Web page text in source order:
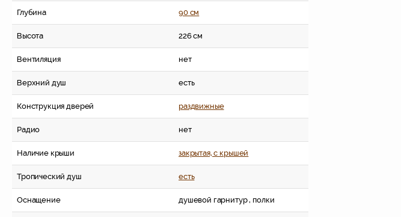
Глубина 90 см
Высота 226 см
Вентиляция нет
Верхний душ есть
Конструкция дверей раздвижные
Радио нет
Наличие крыши закрытая, c крышей
Тропический душ есть
Оснащение душевой гарнитур , полки